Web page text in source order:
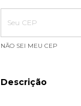
Entregas para o CEP:
NÃO SEI MEU CEP
Descrição